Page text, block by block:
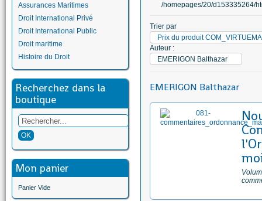
Assurances Maritimes
Droit International Privé
Droit International Public
Droit maritime
Histoire du Droit
Recherchez dans la
boutique
Mon panier
Panier Vide
/homepages/20/d153335264/
Trier par
Prix du produit
Auteur :
EMERIGON Balthazar
EMERIGON Balthazar